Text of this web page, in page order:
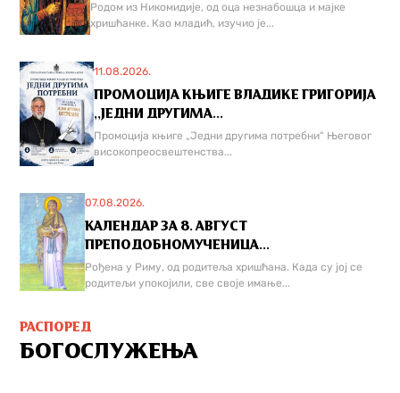
Родом из Никомидије, од оца незнабошца и мајке
хришћанке. Као младић, изучио је...
11.08.2026.
ПРОМОЦИЈА КЊИГЕ ВЛАДИКЕ ГРИГОРИЈА
,,ЈЕДНИ ДРУГИМА...
Промоција књиге „Једни другима потребни“ Његовог
високопреосвештенства...
07.08.2026.
КАЛЕНДАР ЗА 8. АВГУСТ
ПРЕПОДОБНОМУЧЕНИЦА...
Рођена у Риму, од родитеља хришћана. Када су јој се
родитељи упокојили, све своје имање...
РАСПОРЕД
БОГОСЛУЖЕЊА